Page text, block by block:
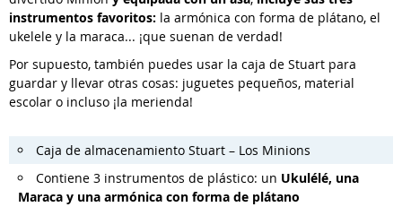
instrumentos favoritos: la armónica con forma de plátano, el
ukelele y la maraca... ¡que suenan de verdad!
Por supuesto, también puedes usar la caja de Stuart para
guardar y llevar otras cosas: juguetes pequeños, material
escolar o incluso ¡la merienda!
Caja de almacenamiento Stuart – Los Minions
Contiene 3 instrumentos de plástico: un Ukulélé, una
Maraca y una armónica con forma de plátano